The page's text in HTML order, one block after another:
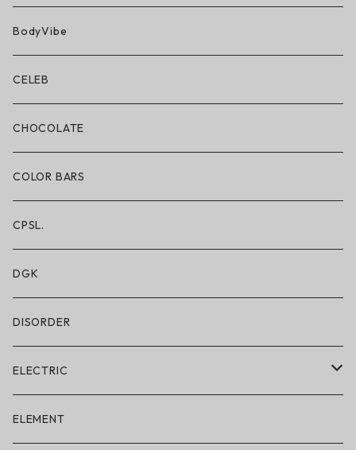
BN3TH × ON THE ROAM
ボクサーブリーフ/ショート丈
ボクサーブリーフ/ロング丈
ショートパンツ/2 IN 1
レギンス/フルレングス10分丈
水着/スイムウェア
BodyVibe
CELEB
CHOCOLATE
COLOR BARS
CPSL.
DGK
DISORDER
ELECTRIC
ELECTRIC × ON THE ROAM
ELEMENT